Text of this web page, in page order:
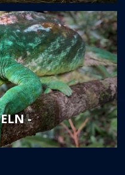
-